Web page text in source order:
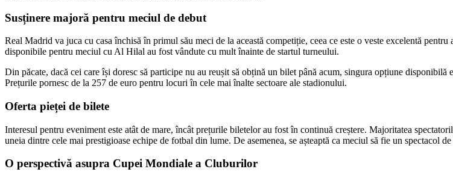
Susținere majoră pentru meciul de debut
Real Madrid va juca cu casa închisă în primul său meci de la această competiție, ceea ce este o veste excelentă
disponibile pentru meciul cu Al Hilal au fost vândute cu mult înainte de startul turneului.
Din păcate, dacă cei care își doresc să participe nu au reușit să obțină un bilet până acum, singura opțiune
Prețurile pornesc de la 257 de euro pentru locuri în cele mai înalte sectoare ale stadionului.
Oferta pieței de bilete
Interesul pentru eveniment este atât de mare, încât prețurile biletelor au fost în continuă creștere. Majoritatea
uneia dintre cele mai prestigioase echipe de fotbal din lume. De asemenea, se așteaptă ca meciul să fie un spectacol
O perspectivă asupra Cupei Mondiale a Cluburilor